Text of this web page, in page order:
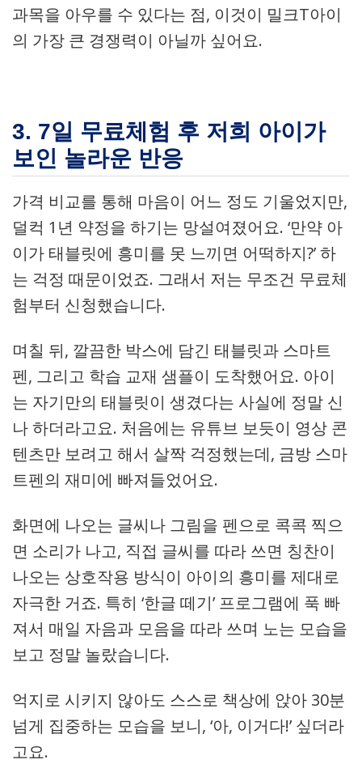
과목을 아우를 수 있다는 점, 이것이 밀크T아이
의 가장 큰 경쟁력이 아닐까 싶어요.
3. 7일 무료체험 후 저희 아이가
보인 놀라운 반응
가격 비교를 통해 마음이 어느 정도 기울었지만,
덜컥 1년 약정을 하기는 망설여졌어요. ‘만약 아
이가 태블릿에 흥미를 못 느끼면 어떡하지?’ 하
는 걱정 때문이었죠. 그래서 저는 무조건 무료체
험부터 신청했습니다.
며칠 뒤, 깔끔한 박스에 담긴 태블릿과 스마트
펜, 그리고 학습 교재 샘플이 도착했어요. 아이
는 자기만의 태블릿이 생겼다는 사실에 정말 신
나 하더라고요. 처음에는 유튜브 보듯이 영상 콘
텐츠만 보려고 해서 살짝 걱정했는데, 금방 스마
트펜의 재미에 빠져들었어요.
화면에 나오는 글씨나 그림을 펜으로 콕콕 찍으
면 소리가 나고, 직접 글씨를 따라 쓰면 칭찬이
나오는 상호작용 방식이 아이의 흥미를 제대로
자극한 거죠. 특히 ‘한글 떼기’ 프로그램에 푹 빠
져서 매일 자음과 모음을 따라 쓰며 노는 모습을
보고 정말 놀랐습니다.
억지로 시키지 않아도 스스로 책상에 앉아 30분
넘게 집중하는 모습을 보니, ‘아, 이거다!’ 싶더라
고요.